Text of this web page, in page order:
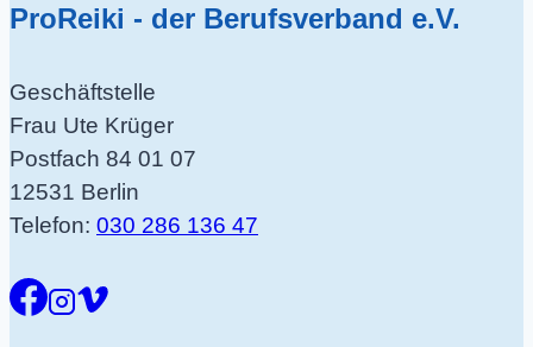
ProReiki - der Berufsverband e.V.
Geschäftstelle
Frau Ute Krüger
Postfach 84 01 07
12531 Berlin
Telefon: 030 286 136 47